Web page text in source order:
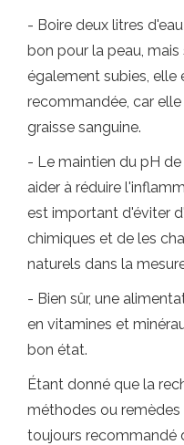
- Boire deux litres
bon pour la peau,
également subies, elle
recommandée, car
graisse sanguine.
- Le maintien du pH
aider à réduire
est important d'éviter
chimiques et de les
naturels dans la
- Bien sûr, une
en vitamines et
bon état.
Étant donné que la
méthodes ou
toujours recommandé